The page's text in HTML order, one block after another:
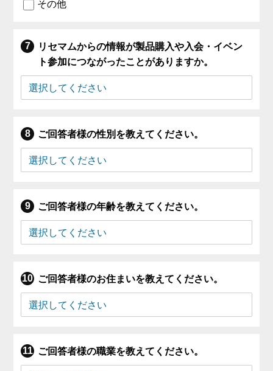
その他
リセマムからの情報が製品購入や入会・イベン
ト参加につながったことがありますか。
ご回答者様の性別を教えてください。
ご回答者様の年齢を教えてください。
ご回答者様のお住まいを教えてください。
ご回答者様の職業を教えてください。